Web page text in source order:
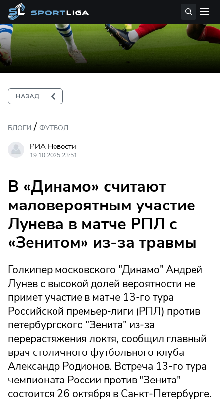
БЛОГИ / ФУТБОЛ
РИА Новости
19.10.2025 23:51
В «Динамо» считают
маловероятным участие
Лунева в матче РПЛ с
«Зенитом» из-за травмы
Голкипер московского "Динамо" Андрей
Лунев с высокой долей вероятности не
примет участие в матче 13-го тура
Российской премьер-лиги (РПЛ) против
петербургского "Зенита" из-за
перерастяжения локтя, сообщил главный
врач столичного футбольного клуба
Александр Родионов. Встреча 13-го тура
чемпионата России против "Зенита"
состоится 26 октября в Санкт-Петербурге.